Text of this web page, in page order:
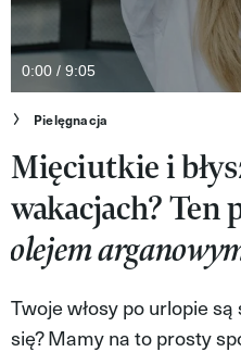
Kultura
Wideo
Nasze akcje
VIVA!ART
VIVA!MODA
VIVA!MAN
0:00 / 9:05
Pielęgnacja
Mięciutkie i
wakacjach? Ten
olejem
Twoje włosy po urlopie
się? Mamy na to prosty